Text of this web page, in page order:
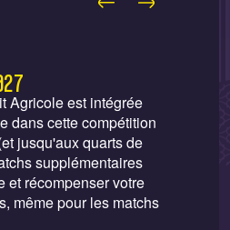
Agricole est intégrée
dans cette compétition
jusqu'aux quarts de
supplémentaires
et récompenser votre
même pour les matchs